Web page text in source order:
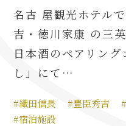
名古 屋観光ホテル
吉・徳川家康 の三
日本酒のペアリン
し」にて…
#織田信長 #豊臣秀吉
#宿泊施設